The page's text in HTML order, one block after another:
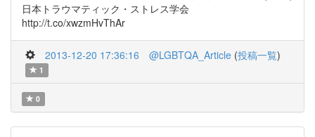
日本トラウマティック・ストレス学会
http://t.co/xwzmHvThAr
2013-12-20 17:36:16 @LGBTQA_Article (投稿一覧)
1
0